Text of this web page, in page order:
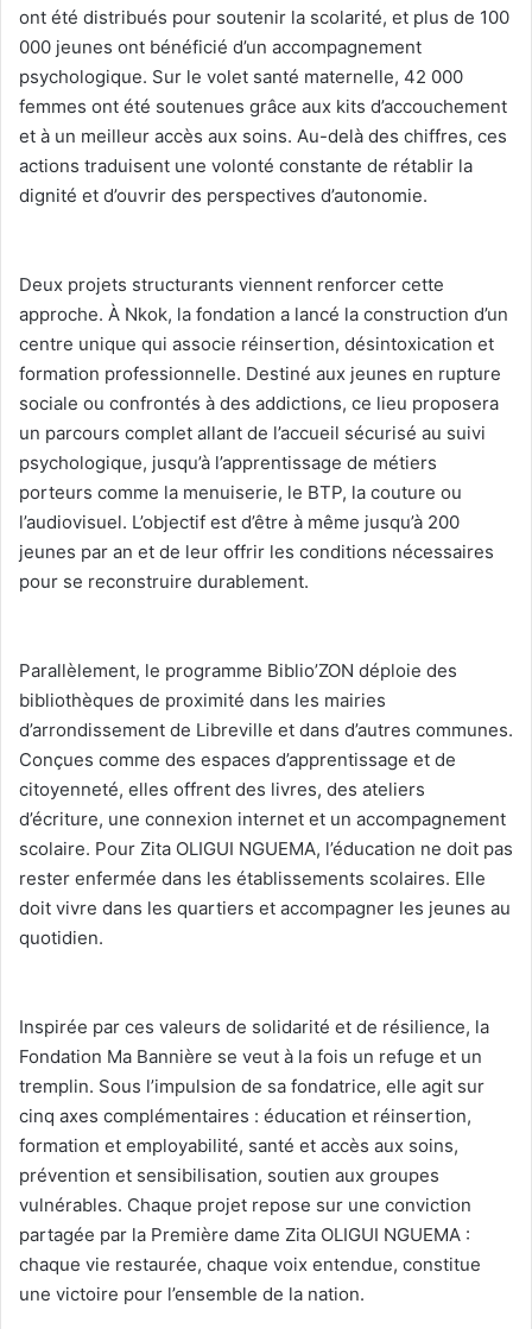
ont été distribués pour soutenir la scolarité, et plus de 100
000 jeunes ont bénéficié d’un accompagnement
psychologique. Sur le volet santé maternelle, 42 000
femmes ont été soutenues grâce aux kits d’accouchement
et à un meilleur accès aux soins. Au-delà des chiffres, ces
actions traduisent une volonté constante de rétablir la
dignité et d’ouvrir des perspectives d’autonomie.
‎Deux projets structurants viennent renforcer cette
approche. À Nkok, la fondation a lancé la construction d’un
centre unique qui associe réinsertion, désintoxication et
formation professionnelle. Destiné aux jeunes en rupture
sociale ou confrontés à des addictions, ce lieu proposera
un parcours complet allant de l’accueil sécurisé au suivi
psychologique, jusqu’à l’apprentissage de métiers
porteurs comme la menuiserie, le BTP, la couture ou
l’audiovisuel. L’objectif est d’être à même jusqu’à 200
jeunes par an et de leur offrir les conditions nécessaires
pour se reconstruire durablement.
‎Parallèlement, le programme Biblio’ZON déploie des
bibliothèques de proximité dans les mairies
d’arrondissement de Libreville et dans d’autres communes.
Conçues comme des espaces d’apprentissage et de
citoyenneté, elles offrent des livres, des ateliers
d’écriture, une connexion internet et un accompagnement
scolaire. Pour Zita OLIGUI NGUEMA, l’éducation ne doit pas
rester enfermée dans les établissements scolaires. Elle
doit vivre dans les quartiers et accompagner les jeunes au
quotidien.
‎Inspirée par ces valeurs de solidarité et de résilience, la
Fondation Ma Bannière se veut à la fois un refuge et un
tremplin. Sous l’impulsion de sa fondatrice, elle agit sur
cinq axes complémentaires : éducation et réinsertion,
formation et employabilité, santé et accès aux soins,
prévention et sensibilisation, soutien aux groupes
vulnérables. Chaque projet repose sur une conviction
partagée par la Première dame Zita OLIGUI NGUEMA :
chaque vie restaurée, chaque voix entendue, constitue
une victoire pour l’ensemble de la nation.